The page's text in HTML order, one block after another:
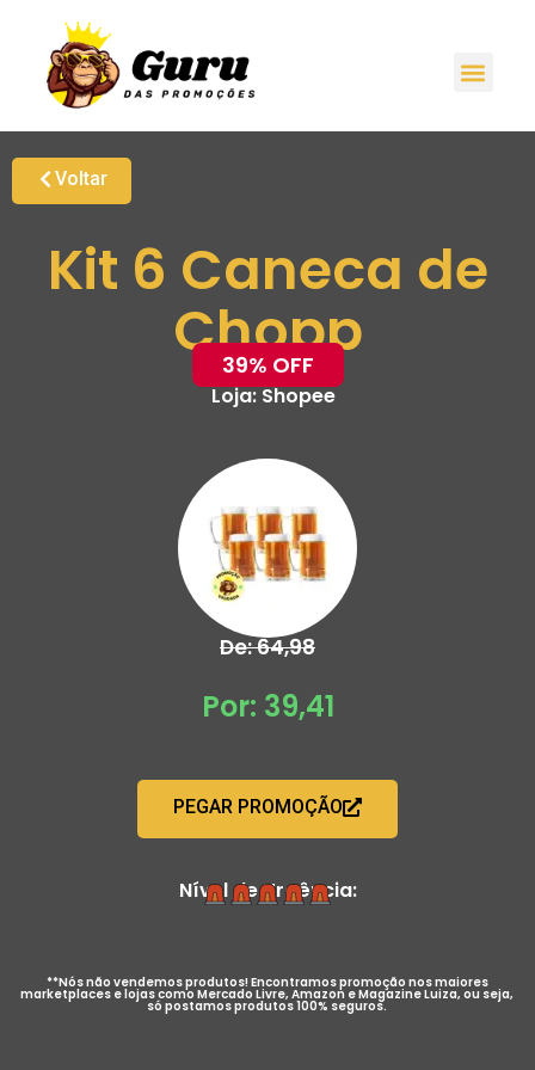
Voltar
Kit 6 Caneca de
Chopp
39% OFF
Loja:Shopee
De: 64,98
Por: 39,41
PEGAR PROMOÇÃO
Nível de Urgência:
**Nós não vendemos produtos! Encontramos promoção nos maiores
marketplaces e lojas como Mercado Livre, Amazon e Magazine Luiza, ou seja,
só postamos produtos 100% seguros.